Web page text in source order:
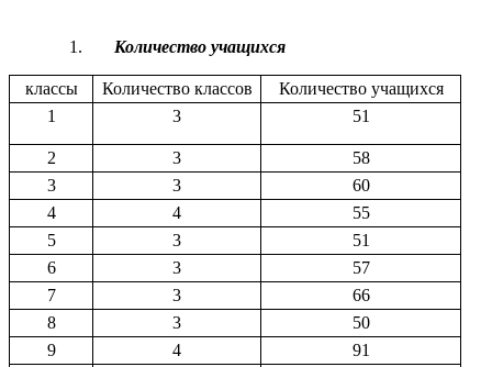
Количество учащихся
классы Количество классов
Количество учащихся
1
3 51
2 3
58
3
3
60
4
4
55
5
3
51
6
3
57
7
3
66
8
3
50
9
4
91